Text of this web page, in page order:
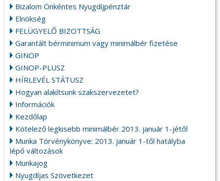
Bizalom Önkéntes Nyugdíjpénztár
Elnökség
FELÜGYELŐ BIZOTTSÁG
Garantált bérminimum vagy minimálbér fizetése
GINOP
GINOP-PLUSZ
HÍRLEVÉL STÁTUSZ
Hogyan alakítsunk szakszervezetet?
Információk
Kezdőlap
Kötelező legkisebb minimálbér 2013. január 1-jétől
Munka Törvénykönyve: 2013. január 1-től hatályba
lépő változások
Munkajog
Nyugdíjas Szövetkezet